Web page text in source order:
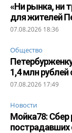
«Ни рынка, ни
для жителей
07.08.2026 18:36
Общество
1,4 млн рублей
07.08.2026 17:49
Новости
Мойка78:
пострадавших